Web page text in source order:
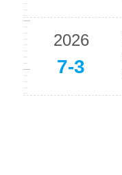
2026
7-3